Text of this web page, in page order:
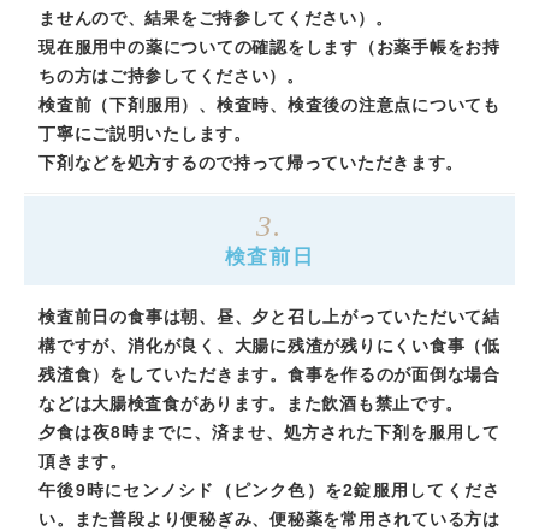
ませんので、結果をご持参してください）。
現在服用中の薬についての確認をします（お薬手帳をお持
ちの方はご持参してください）。
検査前（下剤服用）、検査時、検査後の注意点についても
丁寧にご説明いたします。
下剤などを処方するので持って帰っていただきます。
3.
検査前日
検査前日の食事は朝、昼、夕と召し上がっていただいて結
構ですが、消化が良く、大腸に残渣が残りにくい食事（低
残渣食）をしていただきます。食事を作るのが面倒な場合
などは大腸検査食があります。また飲酒も禁止です。
夕食は夜8時までに、済ませ、処方された下剤を服用して
頂きます。
午後9時にセンノシド（ピンク色）を2錠服用してくださ
い。また普段より便秘ぎみ、便秘薬を常用されている方は